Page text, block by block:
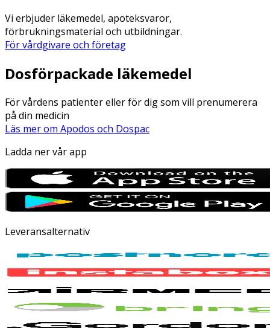
Vi erbjuder läkemedel, apoteksvaror,
förbrukningsmaterial och utbildningar.
För vårdgivare och företag
Dosförpackade läkemedel
För vårdens patienter eller för dig som vill prenumerera
på din medicin
Läs mer om Apodos och Dospac
Ladda ner vår app
Leveransalternativ